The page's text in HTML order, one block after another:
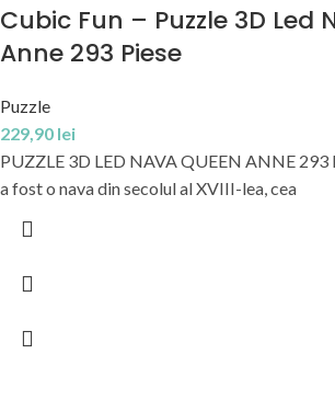
Cubic Fun – Puzzle 3D Led
Anne 293 Piese
Puzzle
229,90 lei
PUZZLE 3D LED NAVA QUEEN ANNE 293
a fost o nava din secolul al XVIII-lea, cea